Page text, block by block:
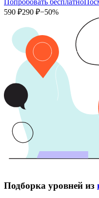
Попробовать бесплатно
590 ₽290 ₽−50%
Подборка уровней из